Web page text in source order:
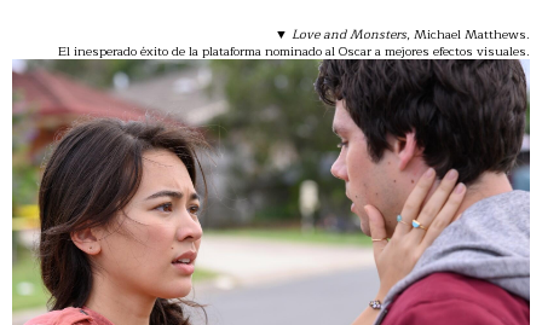
▼ Love and Monsters, Michael Matthews.
El inesperado éxito de la plataforma nominado al Oscar a mejores efectos visuales.